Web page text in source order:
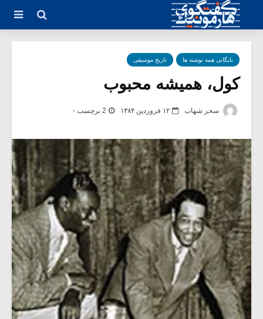
بایگانی همه نوشته ها تاریخ موسیقی
کول، همیشه محبوب
سحر شهاب ۱۲ فروردین ۱۳۸۴ 2 برچسب -